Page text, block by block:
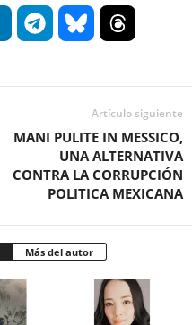
Artículo siguiente
MANI PULITE IN MESSICO,
UNA ALTERNATIVA
CONTRA LA CORRUPCIÓN
POLITICA MEXICANA
Más del autor